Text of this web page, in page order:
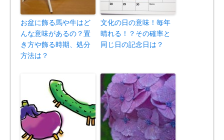
お盆に飾る馬や牛はど
んな意味があるの？置
き方や飾る時期、処分
方法は？
文化の日の意味！毎年
晴れる！？その確率と
同じ日の記念日は？